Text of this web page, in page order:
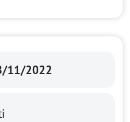
11/2022